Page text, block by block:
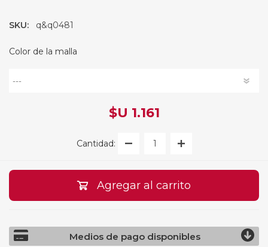
SKU: q&q0481
Color de la malla
$U 1.161
Cantidad:
Agregar al carrito
Medios de pago disponibles